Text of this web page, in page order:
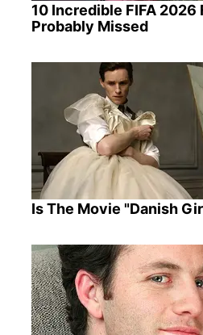
10 Incredible FIFA 2026
Probably Missed
Is The Movie "Danish